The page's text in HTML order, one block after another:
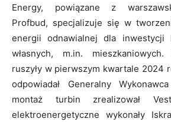
Energy, powiązane z
Profbud, specjalizuje się w
energii odnawialnej dla inwestycji
własnych, m.in.
ruszyły w pierwszym kwartale 2024
odpowiadał Generalny
montaż turbin zrealizował
elektroenergetyczne wykonały